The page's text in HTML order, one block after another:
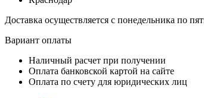
Доставка осуществляется с понедельника по
Вариант оплаты
Наличный расчет при получении
Оплата банковской картой на сайте
Оплата по счету для юридических лиц